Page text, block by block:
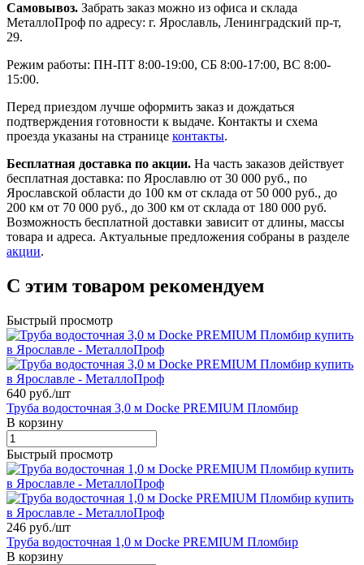
Самовывоз. Забрать заказ можно из офиса и склада
МеталлоПроф по адресу: г. Ярославль, Ленинградский пр-т,
29.
Режим работы: ПН-ПТ 8:00-19:00, СБ 8:00-17:00, ВС 8:00-
15:00.
Перед приездом лучше оформить заказ и дождаться
подтверждения готовности к выдаче. Контакты и схема
проезда указаны на странице контакты.
Бесплатная доставка по акции. На часть заказов действует
бесплатная доставка: по Ярославлю от 30 000 руб., по
Ярославской области до 100 км от склада от 50 000 руб., до
200 км от 70 000 руб., до 300 км от склада от 180 000 руб.
Возможность бесплатной доставки зависит от длины, массы
товара и адреса. Актуальные предложения собраны в разделе
акции.
С этим товаром рекомендуем
Быстрый просмотр
640 руб./шт
Труба водосточная 3,0 м Docke PREMIUM Пломбир
В корзину
Быстрый просмотр
246 руб./шт
Труба водосточная 1,0 м Docke PREMIUM Пломбир
В корзину